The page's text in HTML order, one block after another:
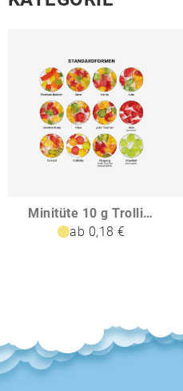
Minitüte 10 g Trolli Fruchtgummi Standardformen
ab 0,18 €